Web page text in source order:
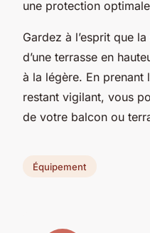
une protection
Gardez à l’esprit que
d’une terrasse en
à la légère. En prenant
restant vigilant, vous
de votre balcon ou
Équipement